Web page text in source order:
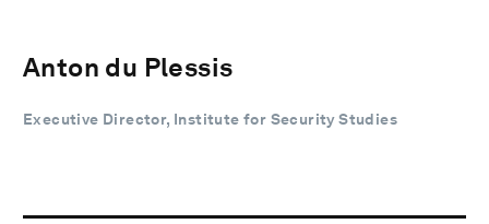
Anton du Plessis
Executive Director, Institute for Security Studies